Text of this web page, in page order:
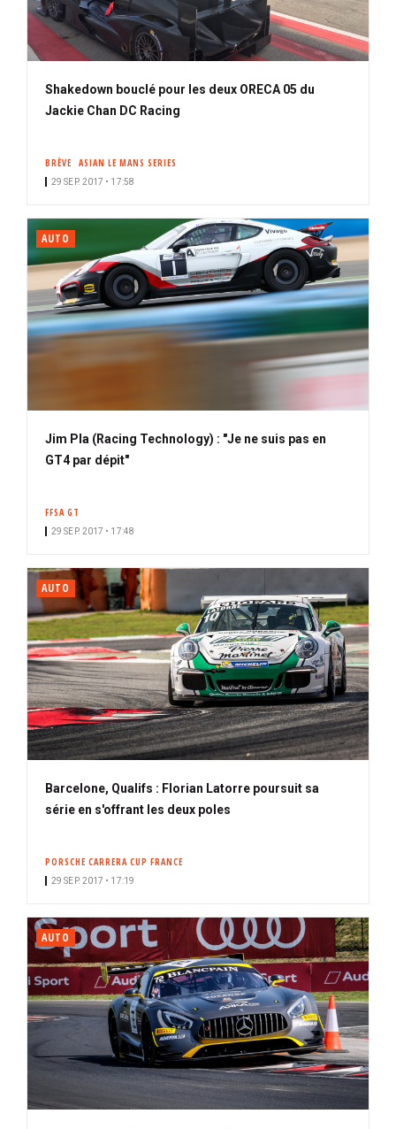
Shakedown bouclé pour les deux ORECA 05 du
Jackie Chan DC Racing
BRÈVE ASIAN LE MANS SERIES
29 SEP. 2017 • 17:58
AUTO
Jim Pla (Racing Technology) : "Je ne suis pas en
GT4 par dépit"
FFSA GT
29 SEP. 2017 • 17:48
AUTO
Barcelone, Qualifs : Florian Latorre poursuit sa
série en s'offrant les deux poles
PORSCHE CARRERA CUP FRANCE
29 SEP. 2017 • 17:19
AUTO